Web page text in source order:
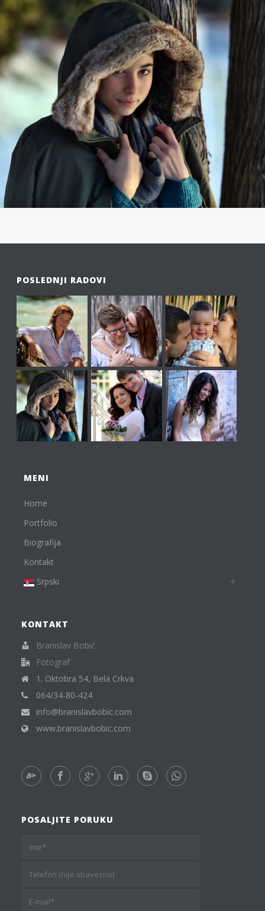
POSLEDNJI RADOVI
MENI
Home
Portfolio
Biografija
Kontakt
Srpski
KONTAKT
Branislav Bobić
Fotograf
1. Oktobra 54, Bela Crkva
064/34-80-424
info@branislavbobic.com
www.branislavbobic.com
POSALJITE PORUKU